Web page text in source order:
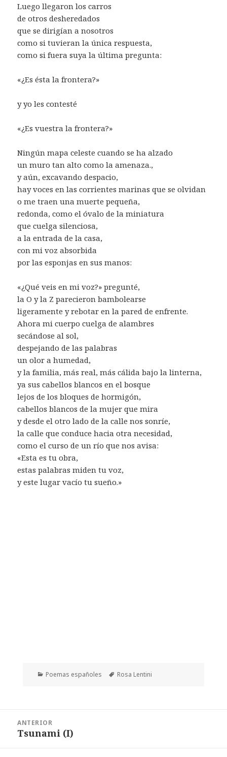
Luego llegaron los carros
de otros desheredados
que se dirigían a nosotros
como si tuvieran la única respuesta,
como si fuera suya la última pregunta:
«¿Es ésta la frontera?»
y yo les contesté
«¿Es vuestra la frontera?»
Ningún mapa celeste cuando se ha alzado
un muro tan alto como la amenaza.,
y aún, excavando despacio,
hay voces en las corrientes marinas que se olvidan
o me traen una muerte pequeña,
redonda, como el óvalo de la miniatura
que cuelga silenciosa,
a la entrada de la casa,
con mi voz absorbida
por las esponjas en sus manos:
«¿Qué veis en mi voz?» pregunté,
la O y la Z parecieron bambolearse
ligeramente y rebotar en la pared de enfrente.
Ahora mi cuerpo cuelga de alambres
secándose al sol,
despejando de las palabras
un olor a humedad,
y la familia, más real, más cálida bajo la linterna,
ya sus cabellos blancos en el bosque
lejos de los bloques de hormigón,
cabellos blancos de la mujer que mira
y desde el otro lado de la calle nos sonríe,
la calle que conduce hacia otra necesidad,
como el curso de un río que nos avisa:
«Esta es tu obra,
estas palabras miden tu voz,
y este lugar vacío tu sueño.»
Categorías
Poemas españoles Etiquetas
Rosa Lentini
entradas
ANTERIOR
Entrada
Tsunami (I)